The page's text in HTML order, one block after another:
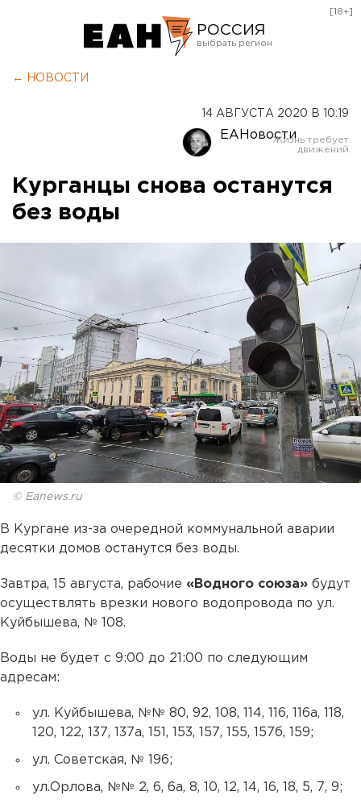
РОССИЯ
Оренбург
[18+]
← НОВОСТИ
14 АВГУСТА 2020 В 10:19
ЕАНовости
Курганцы снова останутся
без воды
© Eanews.ru
В Кургане из-за очередной коммунальной аварии
десятки домов останутся без воды.
Завтра, 15 августа, рабочие «Водного союза» будут
осуществлять врезки нового водопровода по ул.
Куйбышева, № 108.
Воды не будет с 9:00 до 21:00 по следующим
адресам:
ул. Куйбышева, №№ 80, 92, 108, 114, 116, 116а, 118,
120, 122, 137, 137а, 151, 153, 157, 155, 157б, 159;
ул. Советская, № 196;
ул.Орлова, №№ 2, 6, 6а, 8, 10, 12, 14, 16, 18, 5, 7, 9;